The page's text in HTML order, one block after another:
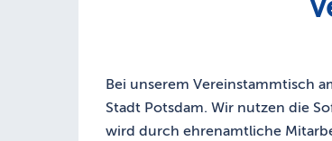
Bei unserem Vereinstammtisch
Stadt Potsdam. Wir nutzen die
wird durch ehrenamtliche